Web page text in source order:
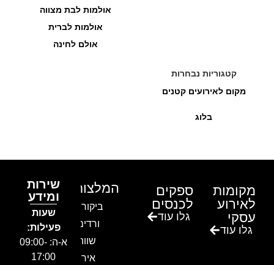
אולמות לבת מצווה
אולמות לברית
אולם לחינה
קטגוריות נבחרות
מקום לאירועים קטנים
בלוג
מקומות
לאירוע
עסקי
גלו עוד
ספקים
לכנסים
גלו עוד
המלצות
ביקור בגן
ורדים –
שווה!!
אירוע
שירות
ומידע
שעות
פעילות:
א-ה: 09:00-
17:00